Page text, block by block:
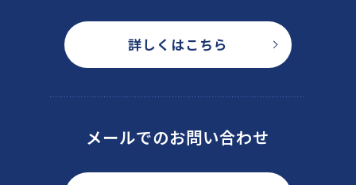
詳しくはこちら
メールでのお問い合わせ